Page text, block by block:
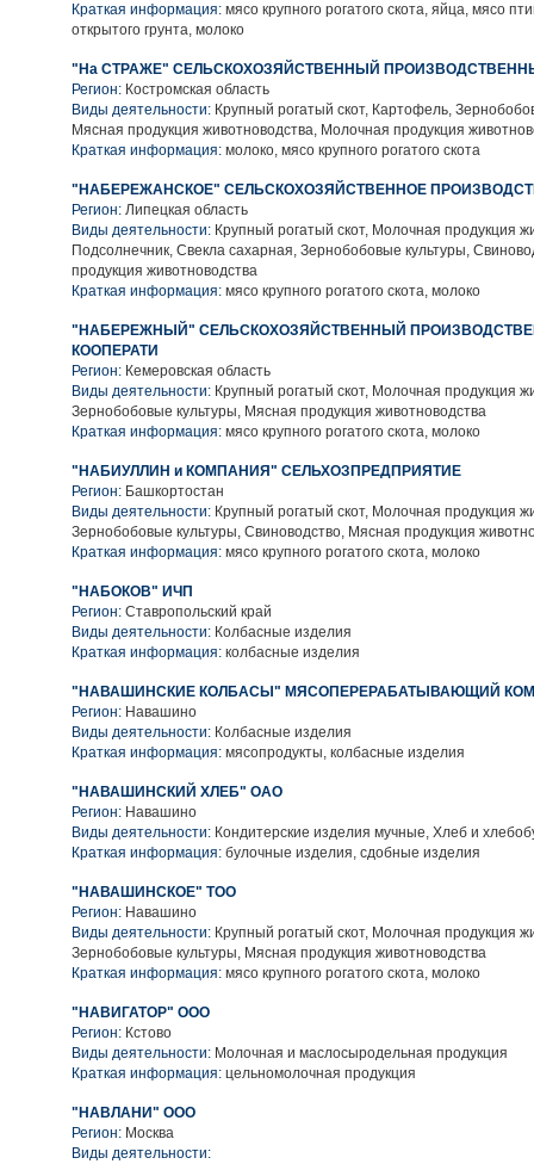
Краткая информация: мясо крупного рогатого скота, яйца, мясо
открытого грунта, молоко
"На СТРАЖЕ" СЕЛЬСКОХОЗЯЙСТВЕННЫЙ
Регион: Костромская область
Виды деятельности: Крупный рогатый скот, Картофель,
Мясная продукция животноводства, Молочная продукция
Краткая информация: молоко, мясо крупного рогатого скота
"НАБЕРЕЖАНСКОЕ" СЕЛЬСКОХОЗЯЙСТВЕННОЕ
Регион: Липецкая область
Виды деятельности: Крупный рогатый скот, Молочная продукция
Подсолнечник, Свекла сахарная, Зернобобовые культуры,
продукция животноводства
Краткая информация: мясо крупного рогатого скота, молоко
"НАБЕРЕЖНЫЙ" СЕЛЬСКОХОЗЯЙСТВЕННЫЙ
КООПЕРАТИ
Регион: Кемеровская область
Виды деятельности: Крупный рогатый скот, Молочная продукция
Зернобобовые культуры, Мясная продукция животноводства
Краткая информация: мясо крупного рогатого скота, молоко
"НАБИУЛЛИН и КОМПАНИЯ" СЕЛЬХОЗПРЕДПРИЯТИЕ
Регион: Башкортостан
Виды деятельности: Крупный рогатый скот, Молочная продукция
Зернобобовые культуры, Свиноводство, Мясная продукция
Краткая информация: мясо крупного рогатого скота, молоко
"НАБОКОВ" ИЧП
Регион: Ставропольский край
Виды деятельности: Колбасные изделия
Краткая информация: колбасные изделия
"НАВАШИНСКИЕ КОЛБАСЫ" МЯСОПЕРЕРАБАТЫВАЮЩИЙ
Регион: Навашино
Виды деятельности: Колбасные изделия
Краткая информация: мясопродукты, колбасные изделия
"НАВАШИНСКИЙ ХЛЕБ" ОАО
Регион: Навашино
Виды деятельности: Кондитерские изделия мучные, Хлеб и
Краткая информация: булочные изделия, сдобные изделия
"НАВАШИНСКОЕ" ТОО
Регион: Навашино
Виды деятельности: Крупный рогатый скот, Молочная продукция
Зернобобовые культуры, Мясная продукция животноводства
Краткая информация: мясо крупного рогатого скота, молоко
"НАВИГАТОР" ООО
Регион: Кстово
Виды деятельности: Молочная и маслосыродельная продукция
Краткая информация: цельномолочная продукция
"НАВЛАНИ" ООО
Регион: Москва
Виды деятельности: